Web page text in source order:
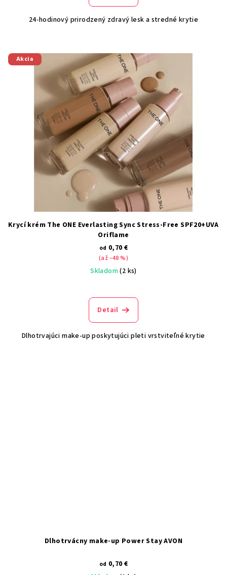
24-hodinový prirodzený zdravý lesk a stredné krytie
Akcia
Krycí krém The ONE Everlasting Sync Stress-Free SPF20+UVA
Oriflame
od 0,70 €
(až –48 %)
Skladom(2 ks)
hodnotenie
produktu
z
Detail
Dlhotrvajúci make-up poskytujúci pleti vrstviteľné krytie
Dlhotrvácny make-up Power Stay AVON
od 0,70 €